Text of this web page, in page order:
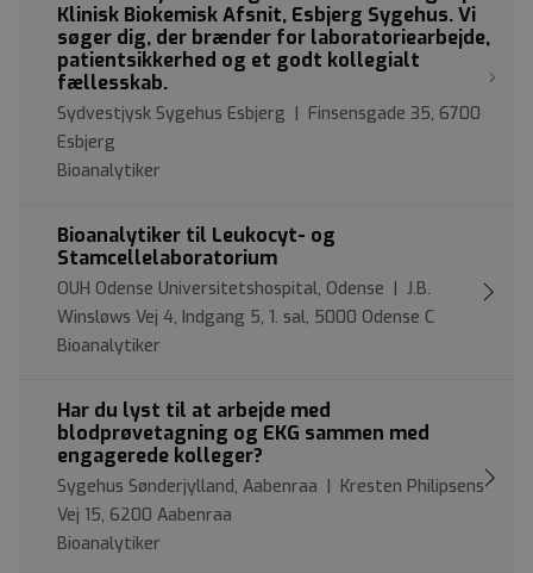
Klinisk Biokemisk Afsnit, Esbjerg Sygehus. Vi
søger dig, der brænder for laboratoriearbejde,
patientsikkerhed og et godt kollegialt
fællesskab.
Sydvestjysk Sygehus Esbjerg | Finsensgade 35, 6700
Esbjerg
Bioanalytiker
Bioanalytiker til Leukocyt- og
Stamcellelaboratorium
OUH Odense Universitetshospital, Odense | J.B.
Winsløws Vej 4, Indgang 5, 1. sal, 5000 Odense C
Bioanalytiker
Har du lyst til at arbejde med
blodprøvetagning og EKG sammen med
engagerede kolleger?
Sygehus Sønderjylland, Aabenraa | Kresten Philipsens
Vej 15, 6200 Aabenraa
Bioanalytiker